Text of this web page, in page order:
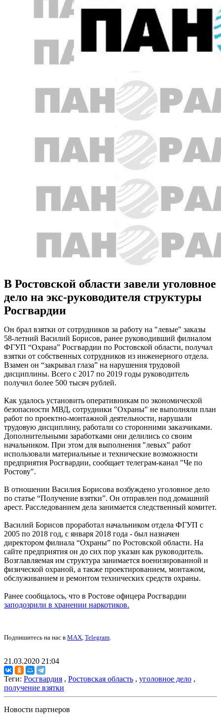
В Ростовской области завели уголовное
дело на экс-руководителя структуры
Росгвардии
Он брал взятки от сотрудников за работу на "левые" заказы
58-летний Василий Борисов, ранее руководивший филиалом
ФГУП “Охрана” Росгвардии по Ростовской области, получал
взятки от собственных сотрудников из инженерного отдела.
Взамен он “закрывал глаза” на нарушения трудовой
дисциплины. Всего с 2017 по 2019 годы руководитель
получил более 500 тысяч рублей.
Как удалось установить оперативникам по экономической
безопасности МВД, сотрудники "Охраны" не выполняли план
работ по проектно-монтажной деятельности, нарушали
трудовую дисциплину, работали со сторонними заказчиками.
Дополнительными заработками они делились со своим
начальником. При этом для выполнения "левых" работ
использовали материальные и технические возможности
предприятия Росгвардии, сообщает телеграм-канал "Че по
Ростову".
В отношении Василия Борисова возбуждено уголовное дело
по статье “Получение взятки”. Он отправлен под домашний
арест. Расследованием дела занимается следственный комитет.
Василий Борисов проработал начальником отдела ФГУП с
2005 по 2018 год, с января 2018 года - был назначен
директором филиала “Охраны” по Ростовской области. На
сайте предприятия он до сих пор указан как руководитель.
Возглавляемая им структура занимается военизированной и
физической охраной, а также проектированием, монтажом,
обслуживанием и ремонтом технических средств охраны.
Ранее сообщалось, что в Ростове офицера Росгвардии
заподозрили в хранении наркотиков.
Подпишитесь на нас в MAX, Telegram.
21.03.2020 21:04
Теги: Росгвардия , Ростовская область , уголовное дело ,
получение взятки
Новости партнеров